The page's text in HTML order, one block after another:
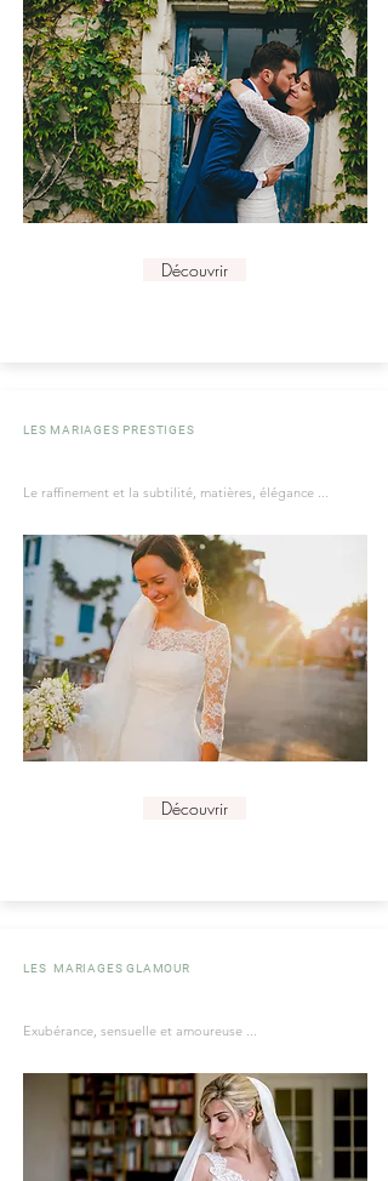
Découvrir
LES MARIAGES PRESTIGES
Le raffinement et la subtilité, matières, élégance ...
Découvrir
LES MARIAGES GLAMOUR
Exubérance, sensuelle et amoureuse ...